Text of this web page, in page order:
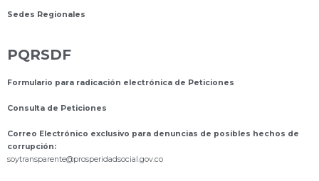
Sedes Regionales
PQRSDF
Formulario para radicación electrónica de Peticiones
Consulta de Peticiones
Correo Electrónico exclusivo para denuncias de posibles hechos de
corrupción:
soytransparente@prosperidadsocial.gov.co